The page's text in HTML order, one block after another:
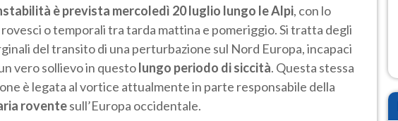
è prevista mercoledì 20 luglio lungo le Alpi, con lo
o temporali tra tarda mattina e pomeriggio. Si tratta degli
del transito di una perturbazione sul Nord Europa, incapaci
vero sollievo in questolungo periodo di siccità. Questa stessa
è legata al vortice attualmente in parte responsabile della
roventesull’Europa occidentale.